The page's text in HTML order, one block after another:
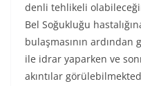
denli tehlikeli
Bel Soğukluğu
bulaşmasının
ile idrar yaparken ve
akıntılar